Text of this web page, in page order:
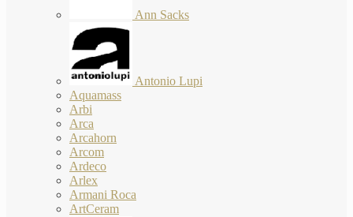
Ann Sacks
Antonio Lupi
Aquamass
Arbi
Arca
Arcahorn
Arcom
Ardeco
Arlex
Armani Roca
ArtCeram